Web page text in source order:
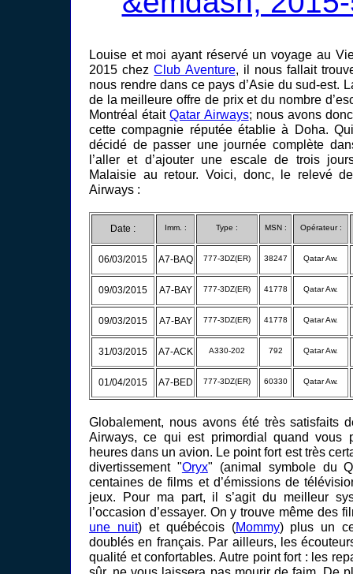
Louise et moi ayant réservé un voyage au
2015 chezClub Aventure, il nous fallait
nous rendre dans ce pays d’Asie du sud-est.
de la meilleure offre de prix et du nombre
Montréal étaitQatar Airways; nous avons
cette compagnie réputée établie à Doha.
décidé de passer une journée complète
l’aller et d’ajouter une escale de trois
Malaisie au retour. Voici, donc, le relevé
Airways :
Date : Imm. : Type : MSN : Opérateur :
06/03/2015 A7-BAQ 777-3DZ(ER) 38247 Qatar Aw.
09/03/2015 A7-BAY 777-3DZ(ER) 41778 Qatar Aw.
09/03/2015 A7-BAY 777-3DZ(ER) 41778 Qatar Aw.
31/03/2015 A7-ACK A330-202 792 Qatar Aw.
01/04/2015 A7-BED 777-3DZ(ER) 60330 Qatar Aw.
Globalement, nous avons été très satisfaits
Airways, ce qui est primordial quand vous
heures dans un avion. Le point fort est très
divertissement "Oryx" (animal symbole du
centaines de films et d’émissions de
jeux. Pour ma part, il s’agit du meilleur
l’occasion d’essayer. On y trouve même des
une nuit) et québécois (Mommy) plus un
doublés en français. Par ailleurs, les
qualité et confortables. Autre point fort : les